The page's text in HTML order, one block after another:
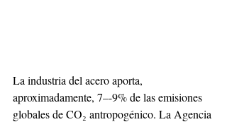
La industria del acero aporta,
aproximadamente, 7–-9% de las emisiones
globales de CO₂ antropogénico. La Agencia